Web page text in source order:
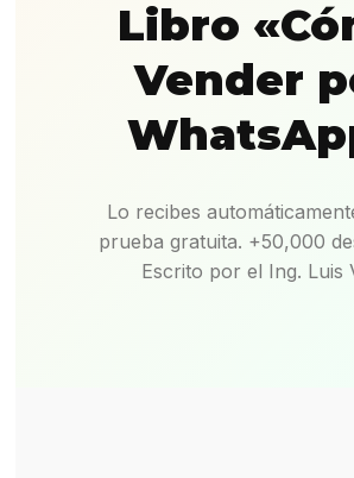
Libro
Vender
Lo recibes
prueba gratuita. +50,000
Escrito por el Ing. Luis